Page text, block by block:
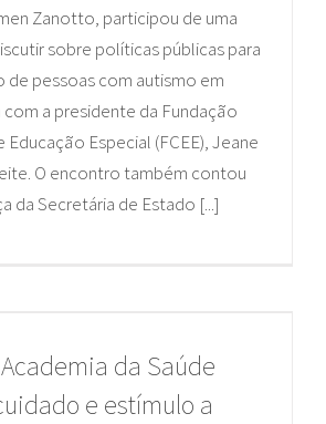
Zanotto, participou de uma
sobre políticas públicas para
pessoas com autismo em
com a presidente da Fundação
Educação Especial (FCEE), Jeane
O encontro também contou
da Secretária de Estado [...]
da Saúde
e estímulo a